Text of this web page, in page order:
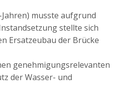
musste aufgrund
stellte sich
Ersatzeubau der Brücke
genehmigungsrelevanten
der Wasser- und